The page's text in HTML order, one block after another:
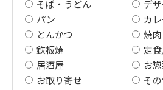
そば・うどん
デ
パン
カ
とんかつ
焼肉
鉄板焼
定
居酒屋
お
お取り寄せ
そ